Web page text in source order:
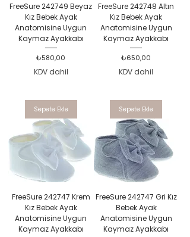
FreeSure 242749 Beyaz
Kız Bebek Ayak
Anatomisine Uygun
Kaymaz Ayakkabı
Fiyat
₺580,00
KDV dahil
Sepete Ekle
FreeSure 242748 Altın
Kız Bebek Ayak
Anatomisine Uygun
Kaymaz Ayakkabı
Fiyat
₺650,00
KDV dahil
Sepete Ekle
FreeSure 242747 Krem
Kız Bebek Ayak
Anatomisine Uygun
Kaymaz Ayakkabı
FreeSure 242747 Gri Kız
Bebek Ayak
Anatomisine Uygun
Kaymaz Ayakkabı